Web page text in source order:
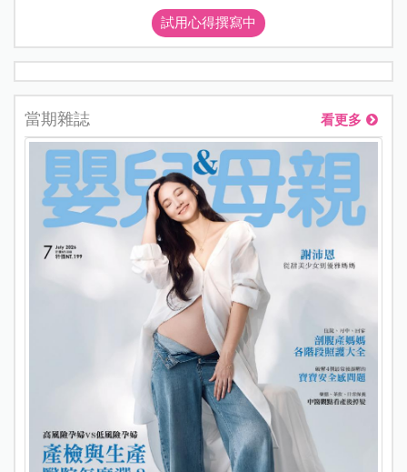
試用心得撰寫中
當期雜誌 看更多